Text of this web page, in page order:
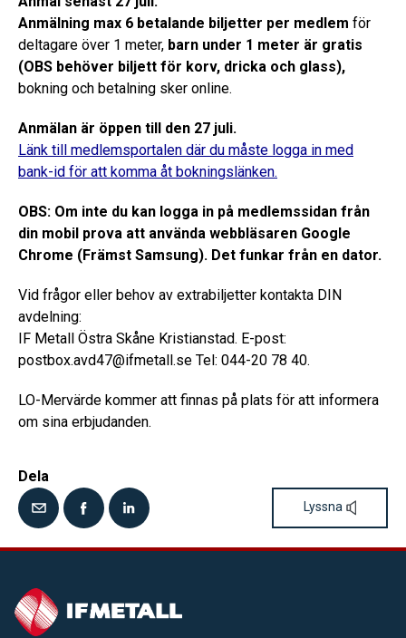
Anmälning max 6 betalande biljetter per medlem för
deltagare över 1 meter, barn under 1 meter är gratis
(OBS behöver biljett för korv, dricka och glass),
bokning och betalning sker online.
Anmälan är öppen till den 27 juli.
Länk till medlemsportalen där du måste logga in med
bank-id för att komma åt bokningslänken.
OBS: Om inte du kan logga in på medlemssidan från
din mobil prova att använda webbläsaren Google
Chrome (Främst Samsung). Det funkar från en dator.
Vid frågor eller behov av extrabiljetter kontakta DIN
avdelning:
IF Metall Östra Skåne Kristianstad. E-post:
postbox.avd47@ifmetall.se Tel: 044-20 78 40.
LO-Mervärde kommer att finnas på plats för att informera
om sina erbjudanden.
Dela
Lyssna